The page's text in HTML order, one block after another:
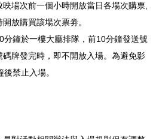
場次前一個小時開放當日各場次購票,
放購買該場次票劵。
鐘於一樓大廳排隊，前10分鐘發送號
牌發完時，即不開放入場。為避免影
禁止入場。